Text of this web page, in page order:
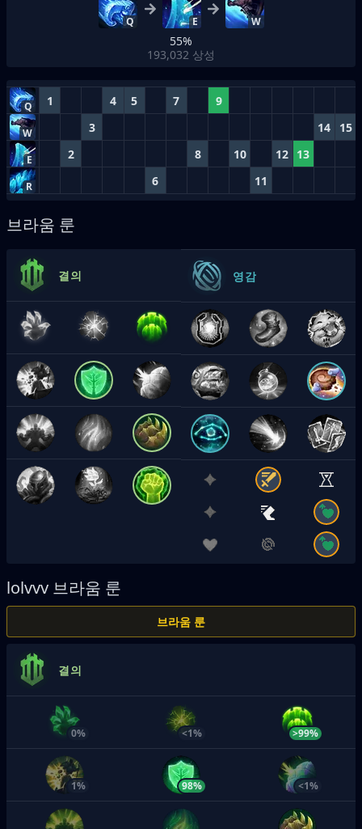
Q E W
55%
193,032 상성
Q 1 4 5 7 9
W 3 14 15
E 2 8 10 12 13
R 6 11
브라움 룬
결의 영감
lolvvv 브라움 룬
브라움 룬
결의
0% <1% >99%
1% 98% <1%